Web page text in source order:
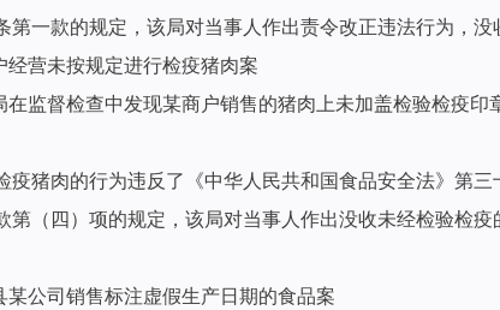
第一款的规定，该局对当事人作出责令改正违法行为，
营未按规定进行检疫猪肉案
监督检查中发现某商户销售的猪肉上未加盖检验检疫
疫猪肉的行为违反了《中华人民共和国食品安全法》第
第（四）项的规定，该局对当事人作出没收未经检验检
公司销售标注虚假生产日期的食品案